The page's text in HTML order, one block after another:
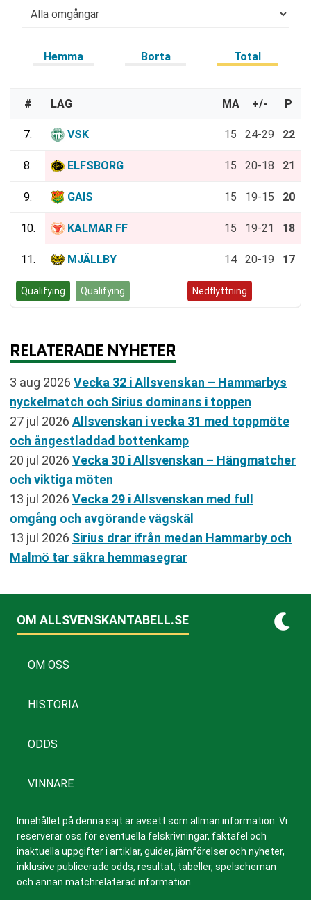
Hemma Borta Total
# LAG MA +/- P
7. VSK 15 24-29 22
8. ELFSBORG 15 20-18 21
9. GAIS 15 19-15 20
10. KALMAR FF 15 19-21 18
11. MJÄLLBY 14 20-19 17
Qualifying Qualifying Nedflyttning
RELATERADE NYHETER
3 aug 2026 Vecka 32 i Allsvenskan – Hammarbys
nyckelmatch och Sirius dominans i toppen
27 jul 2026 Allsvenskan i vecka 31 med toppmöte
och ångestladdad bottenkamp
20 jul 2026 Vecka 30 i Allsvenskan – Hängmatcher
och viktiga möten
13 jul 2026 Vecka 29 i Allsvenskan med full
omgång och avgörande vägskäl
13 jul 2026 Sirius drar ifrån medan Hammarby och
Malmö tar säkra hemmasegrar
OM ALLSVENSKANTABELL.SE
OM OSS
HISTORIA
ODDS
VINNARE
Innehållet på denna sajt är avsett som allmän information. Vi
reserverar oss för eventuella felskrivningar, faktafel och
inaktuella uppgifter i artiklar, guider, jämförelser och nyheter,
inklusive publicerade odds, resultat, tabeller, spelscheman
och annan matchrelaterad information.